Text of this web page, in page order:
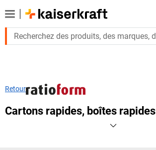
Retour
Cartons rapides, boîtes rapides